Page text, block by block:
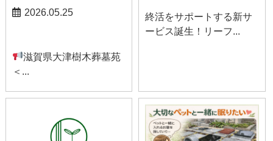
2026.05.25
滋賀県大津樹木葬墓苑
＜...
終活をサポートする新サ
ービス誕生！リーフ...